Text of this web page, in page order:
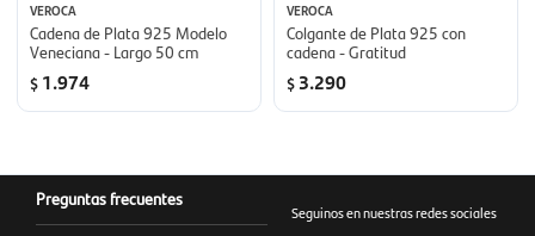
VEROCA
Cadena de Plata 925 Modelo
Veneciana - Largo 50 cm
$ 1.974
VEROCA
Colgante de Plata 925 con
cadena - Gratitud
$ 3.290
Preguntas frecuentes
Seguinos en nuestras redes sociales